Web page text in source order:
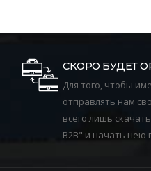
СКОРО БУДЕТ
Для того, чтобы
отправлять нам
всего лишь
B2B" и начать нею